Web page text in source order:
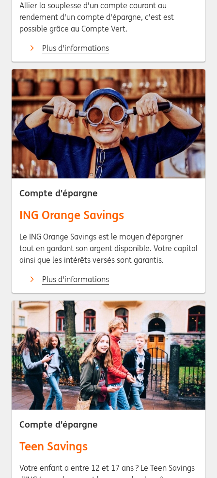
Allier la souplesse d'un compte courant au
rendement d'un compte d'épargne, c'est est
possible grâce au Compte Vert.
Plus d'informations
Compte d'épargne
ING Orange Savings
Le ING Orange Savings est le moyen d’épargner
tout en gardant son argent disponible. Votre capital
ainsi que les intérêts versés sont garantis.
Plus d'informations
Compte d'épargne
Teen Savings
Votre enfant a entre 12 et 17 ans ? Le Teen Savings